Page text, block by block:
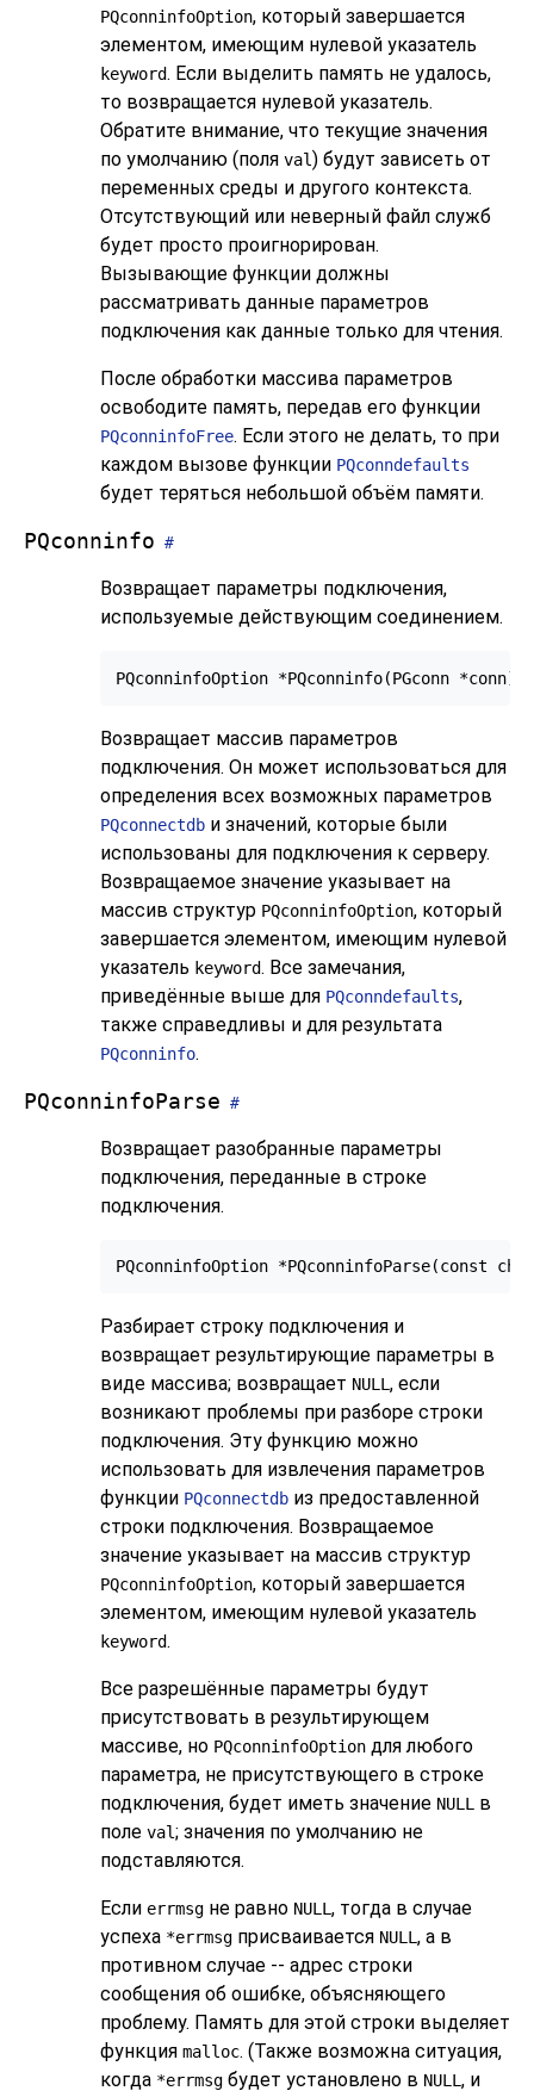
PQconninfoOption, который завершается
элементом, имеющим нулевой указатель
keyword. Если выделить память не удалось,
то возвращается нулевой указатель.
Обратите внимание, что текущие значения
по умолчанию (поля val) будут зависеть от
переменных среды и другого контекста.
Отсутствующий или неверный файл служб
будет просто проигнорирован.
Вызывающие функции должны
рассматривать данные параметров
подключения как данные только для чтения.
После обработки массива параметров
освободите память, передав его функции
PQconninfoFree. Если этого не делать, то при
каждом вызове функции PQconndefaults
будет теряться небольшой объём памяти.
PQconninfo #
Возвращает параметры подключения,
используемые действующим соединением.
Возвращает массив параметров
подключения. Он может использоваться для
определения всех возможных параметров
PQconnectdb и значений, которые были
использованы для подключения к серверу.
Возвращаемое значение указывает на
массив структур PQconninfoOption, который
завершается элементом, имеющим нулевой
указатель keyword. Все замечания,
приведённые выше для PQconndefaults,
также справедливы и для результата
PQconninfo.
PQconninfoParse #
Возвращает разобранные параметры
подключения, переданные в строке
подключения.
Разбирает строку подключения и
возвращает результирующие параметры в
виде массива; возвращает NULL , если
возникают проблемы при разборе строки
подключения. Эту функцию можно
использовать для извлечения параметров
функции PQconnectdb из предоставленной
строки подключения. Возвращаемое
значение указывает на массив структур
PQconninfoOption, который завершается
элементом, имеющим нулевой указатель
keyword.
Все разрешённые параметры будут
присутствовать в результирующем
массиве, но PQconninfoOption для любого
параметра, не присутствующего в строке
подключения, будет иметь значение NULL
в
поле val; значения по умолчанию не
подставляются.
Если errmsg не равно NULL , тогда в случае
успеха *errmsg присваивается NULL , а в
противном случае -- адрес строки
сообщения об ошибке, объясняющего
проблему. Память для этой строки выделяет
функция malloc. (Также возможна ситуация,
когда *errmsg будет установлено в NULL , и